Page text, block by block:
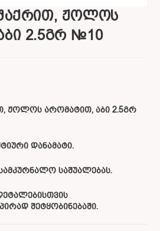
შაქრით, ჟოლოს
2.5გრ №10
ჟოლოს არომატით, აბი 2.5გრ
დანამატი.
საშუალებას.
შეტყობინებაში.